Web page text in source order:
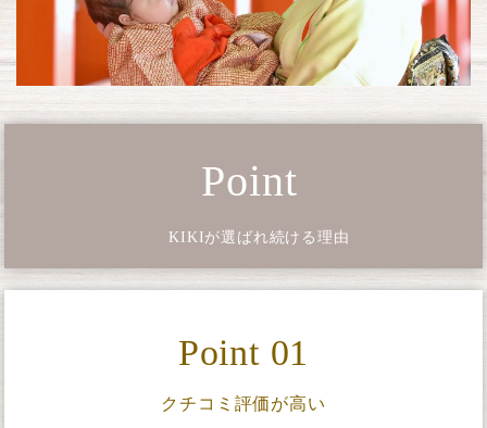
Point
KIKIが選ばれ続ける理由
Point 01
クチコミ評価が高い